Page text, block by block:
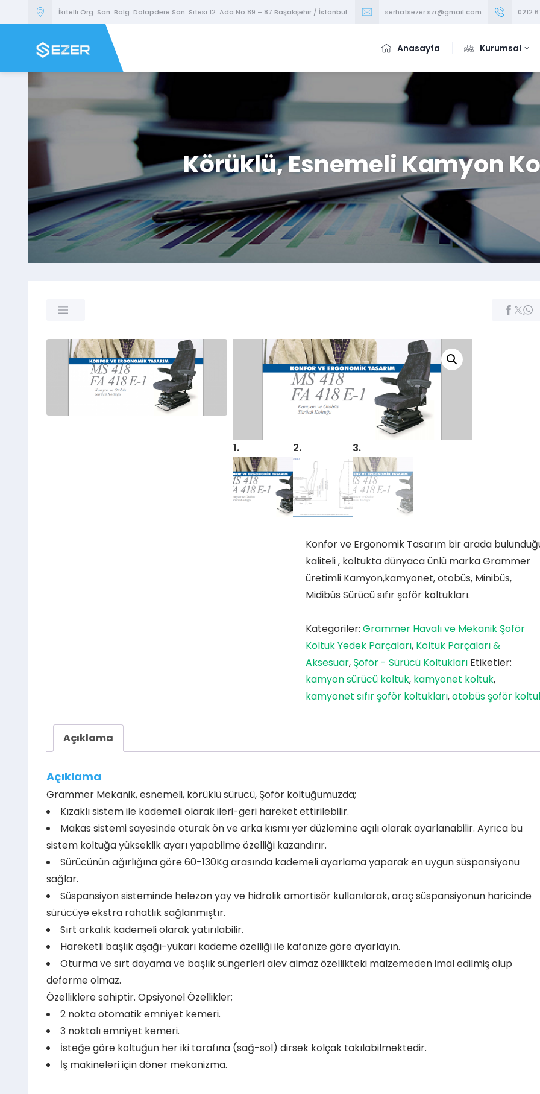
İkitelli Org. San. Bölg. Dolapdere San. Sitesi 12. Ada No.89 – 87 Başakşehir / İstanbul. serhatsezer.szr@gmail.com 0212
Anasayfa Kurumsal
Körüklü, Esnemeli Kamyon
Konfor ve Ergonomik Tasarım bir arada
kaliteli , koltukta dünyaca ünlü marka Grammer
üretimli Kamyon,kamyonet, otobüs, Minibüs,
Midibüs Sürücü sıfır şoför koltukları.
Kategoriler: Grammer Havalı ve Mekanik Şoför
Koltuk Yedek Parçaları, Koltuk Parçaları &
Aksesuar, Şoför - Sürücü Koltukları Etiketler:
kamyon sürücü koltuk, kamyonet koltuk,
kamyonet sıfır şoför koltukları,otobüs şoför
Açıklama
Açıklama
Grammer Mekanik, esnemeli, körüklü sürücü, Şoför koltuğumuzda;
Kızaklı sistem ile kademeli olarak ileri-geri hareket ettirilebilir.
Makas sistemi sayesinde oturak ön ve arka kısmı yer düzlemine açılı olarak ayarlanabilir. Ayrıca bu
sistem koltuğa yükseklik ayarı yapabilme özelliği kazandırır.
Sürücünün ağırlığına göre 60-130Kg arasında kademeli ayarlama yaparak en uygun süspansiyonu
sağlar.
Süspansiyon sisteminde helezon yay ve hidrolik amortisör kullanılarak, araç süspansiyonun haricinde
sürücüye ekstra rahatlık sağlanmıştır.
Sırt arkalık kademeli olarak yatırılabilir.
Hareketli başlık aşağı-yukarı kademe özelliği ile kafanıze göre ayarlayın.
Oturma ve sırt dayama ve başlık süngerleri alev almaz özellikteki malzemeden imal edilmiş olup
deforme olmaz.
Özelliklere sahiptir. Opsiyonel Özellikler;
2 nokta otomatik emniyet kemeri.
3 noktalı emniyet kemeri.
İsteğe göre koltuğun her iki tarafına (sağ-sol) dirsek kolçak takılabilmektedir.
İş makineleri için döner mekanizma.